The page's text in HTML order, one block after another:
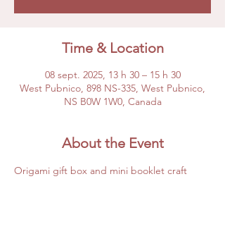
Time & Location
08 sept. 2025, 13 h 30 – 15 h 30
West Pubnico, 898 NS-335, West Pubnico,
NS B0W 1W0, Canada
About the Event
Origami gift box and mini booklet craft